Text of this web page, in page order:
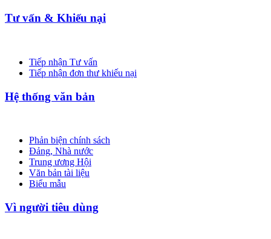
Tư vấn & Khiếu nại
Tiếp nhận Tư vấn
Tiếp nhận đơn thư khiếu nại
Hệ thống văn bản
Phản biện chính sách
Đảng, Nhà nước
Trung ương Hội
Văn bản tài liệu
Biểu mẫu
Vì người tiêu dùng